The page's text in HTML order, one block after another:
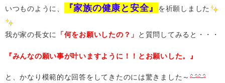
いつものように、
『家族の健康と安全』 を祈願しました
我が家の長女に 「何をお願いしたの？」 と質問してみると・・・
『みんなの願い事が叶いますように！！とお願いした。』
と、かなり模範的な回答をしてきたのには驚きました～